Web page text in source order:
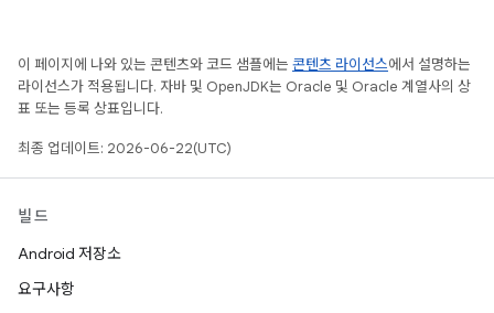
이 페이지에 나와 있는 콘텐츠와 코드 샘플에는 콘텐츠 라이선스에서 설명하는
라이선스가 적용됩니다. 자바 및 OpenJDK는 Oracle 및 Oracle 계열사의 상
표 또는 등록 상표입니다.
최종 업데이트: 2026-06-22(UTC)
빌드
Android 저장소
요구사항